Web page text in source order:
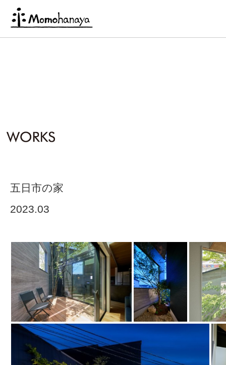
五日市の家
2023.03